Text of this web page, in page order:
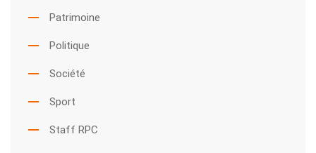
Patrimoine
Politique
Société
Sport
Staff RPC